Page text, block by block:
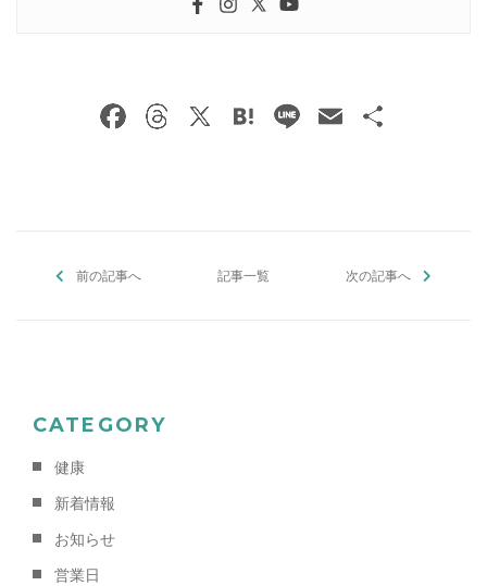
F
o
T X H Li E
前の記事へ 記事一覧 次の記事へ
CATEGORY
健康
新着情報
お知らせ
営業日